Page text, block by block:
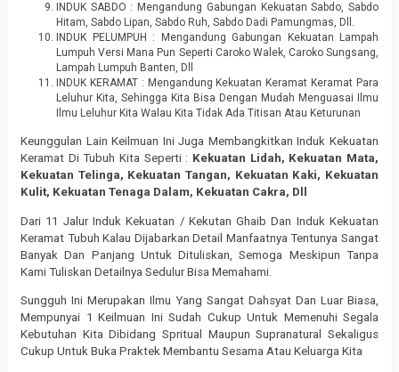
INDUK SABDO : Mengandung Gabungan Kekuatan Sabdo, Sabdo
Hitam, Sabdo Lipan, Sabdo Ruh, Sabdo Dadi Pamungmas, Dll.
INDUK PELUMPUH : Mengandung Gabungan Kekuatan Lampah
Lumpuh Versi Mana Pun Seperti Caroko Walek, Caroko Sungsang,
Lampah Lumpuh Banten, Dll
INDUK KERAMAT : Mengandung Kekuatan Keramat Keramat Para
Leluhur Kita, Sehingga Kita Bisa Dengan Mudah Menguasai Ilmu
Ilmu Leluhur Kita Walau Kita Tidak Ada Titisan Atau Keturunan
Keunggulan Lain Keilmuan Ini Juga Membangkitkan Induk Kekuatan
Keramat Di Tubuh Kita Seperti : Kekuatan Lidah, Kekuatan Mata,
Kekuatan Telinga, Kekuatan Tangan, Kekuatan Kaki, Kekuatan
Kulit, Kekuatan Tenaga Dalam, Kekuatan Cakra, Dll
Dari 11 Jalur Induk Kekuatan / Kekutan Ghaib Dan Induk Kekuatan
Keramat Tubuh Kalau Dijabarkan Detail Manfaatnya Tentunya Sangat
Banyak Dan Panjang Untuk Dituliskan, Semoga Meskipun Tanpa
Kami Tuliskan Detailnya Sedulur Bisa Memahami.
Sungguh Ini Merupakan Ilmu Yang Sangat Dahsyat Dan Luar Biasa,
Mempunyai 1 Keilmuan Ini Sudah Cukup Untuk Memenuhi Segala
Kebutuhan Kita Dibidang Spritual Maupun Supranatural Sekaligus
Cukup Untuk Buka Praktek Membantu Sesama Atau Keluarga Kita